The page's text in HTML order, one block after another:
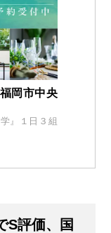
岡市中央
』１日３組
S評価、国